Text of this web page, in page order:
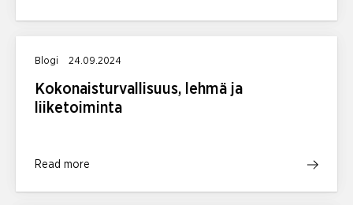
Blogi 24.09.2024
Kokonaisturvallisuus, lehmä ja
liiketoiminta
Read more